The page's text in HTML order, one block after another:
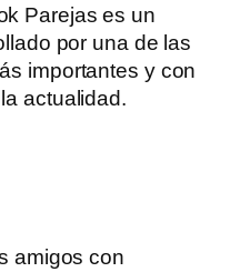
Parejas es un
por una de las
importantes y con
actualidad.
amigos con